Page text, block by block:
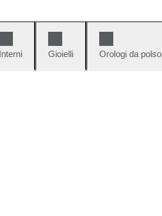
Interni Gioielli Orologi da polso